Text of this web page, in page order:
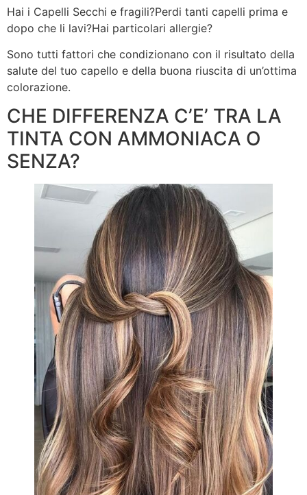
Hai i Capelli Secchi e fragili?Perdi tanti capelli prima e
dopo che li lavi?Hai particolari allergie?
Sono tutti fattori che condizionano con il risultato della
salute del tuo capello e della buona riuscita di un’ottima
colorazione.
CHE DIFFERENZA C’E’ TRA LA
TINTA CON AMMONIACA O
SENZA?